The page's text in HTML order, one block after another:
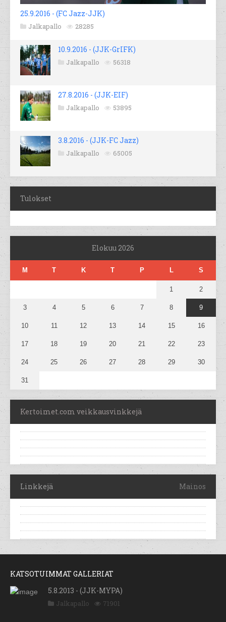
25.9.2016 - (FC Jazz-JJK)
Jalkapallo 28285
10.9.2016 - (JJK-GrIFK)
Jalkapallo 56318
27.8.2016 - (JJK-EIF)
Jalkapallo 53895
3.8.2016 - (JJK-FC Jazz)
Jalkapallo 65005
Tulokset
Elokuu 2026
M T K T P L S
1 2
3 4 5 6 7 8 9
10 11 12 13 14 15 16
17 18 19 20 21 22 23
24 25 26 27 28 29 30
31
Kertoimet.com veikkausvinkkejä
Linkkejä Mainos
KATSOTUIMMAT GALLERIAT
5.8.2013 - (JJK-MYPA)
Jalkapallo 71901